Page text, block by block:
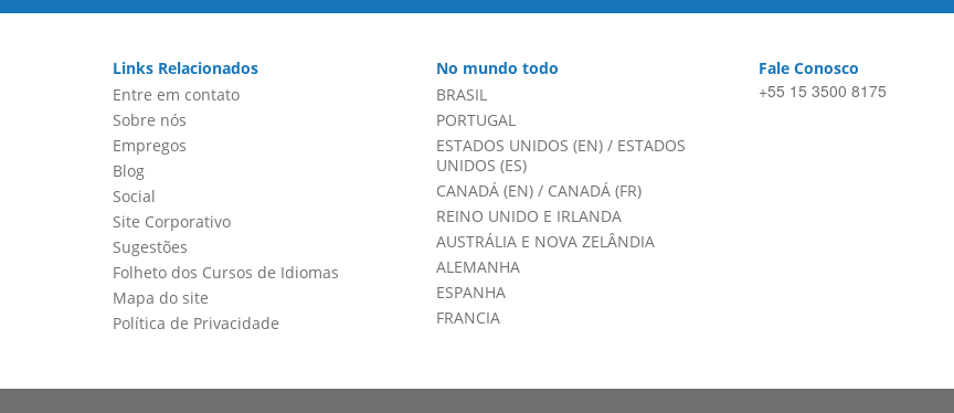
Links Relacionados
Entre em contato
Sobre nós
Empregos
Blog
Social
Site Corporativo
Sugestões
Folheto dos Cursos de Idiomas
Mapa do site
Política de Privacidade
No mundo todo
BRASIL
PORTUGAL
ESTADOS UNIDOS (EN)/ ESTADOS
UNIDOS (ES)
CANADÁ (EN)/ CANADÁ (FR)
REINO UNIDO E IRLANDA
AUSTRÁLIA E NOVA ZELÂNDIA
ALEMANHA
ESPANHA
FRANCIA
Fale Conosco
+55 15 3500 8175